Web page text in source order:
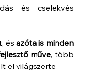
és cselekvés
és azóta is minden
műve, több
el világszerte.